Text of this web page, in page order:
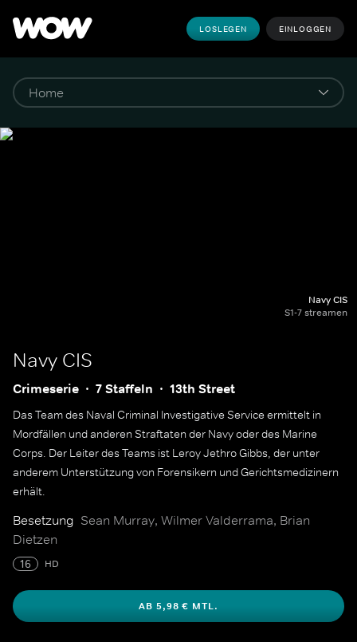
LOSLEGEN EINLOGGEN
Navy CIS
S1-7 streamen
Navy CIS
Crimeserie 7 Staffeln 13th Street
Das Team des Naval Criminal Investigative Service ermittelt in
Mordfällen und anderen Straftaten der Navy oder des Marine
Corps. Der Leiter des Teams ist Leroy Jethro Gibbs, der unter
anderem Unterstützung von Forensikern und Gerichtsmedizinern
erhält.
Besetzung Sean Murray, Wilmer Valderrama, Brian
Dietzen
16 HD
AB 5,98 € MTL.